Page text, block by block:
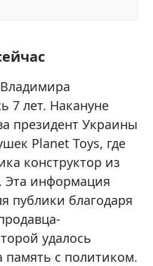
7 лет. Накануне
президент Украины
Planet Toys, где
конструктор из
Эта информация
публики благодаря
удалось
память с политиком.